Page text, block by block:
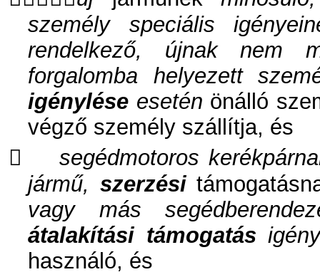
személy speciális
rendelkező, újnak nem
forgalomba helyezett
igénylése esetén önálló
végző személy szállítja, és

segédmotoros
jármű, szerzési
vagy más
átalakítási támogatás
használó, és